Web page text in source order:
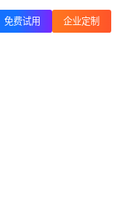
、标准化
管理工具
学员登录 商家登录